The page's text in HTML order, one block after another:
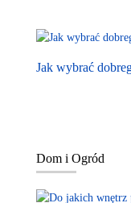
Jak wybrać
Dom i Ogród